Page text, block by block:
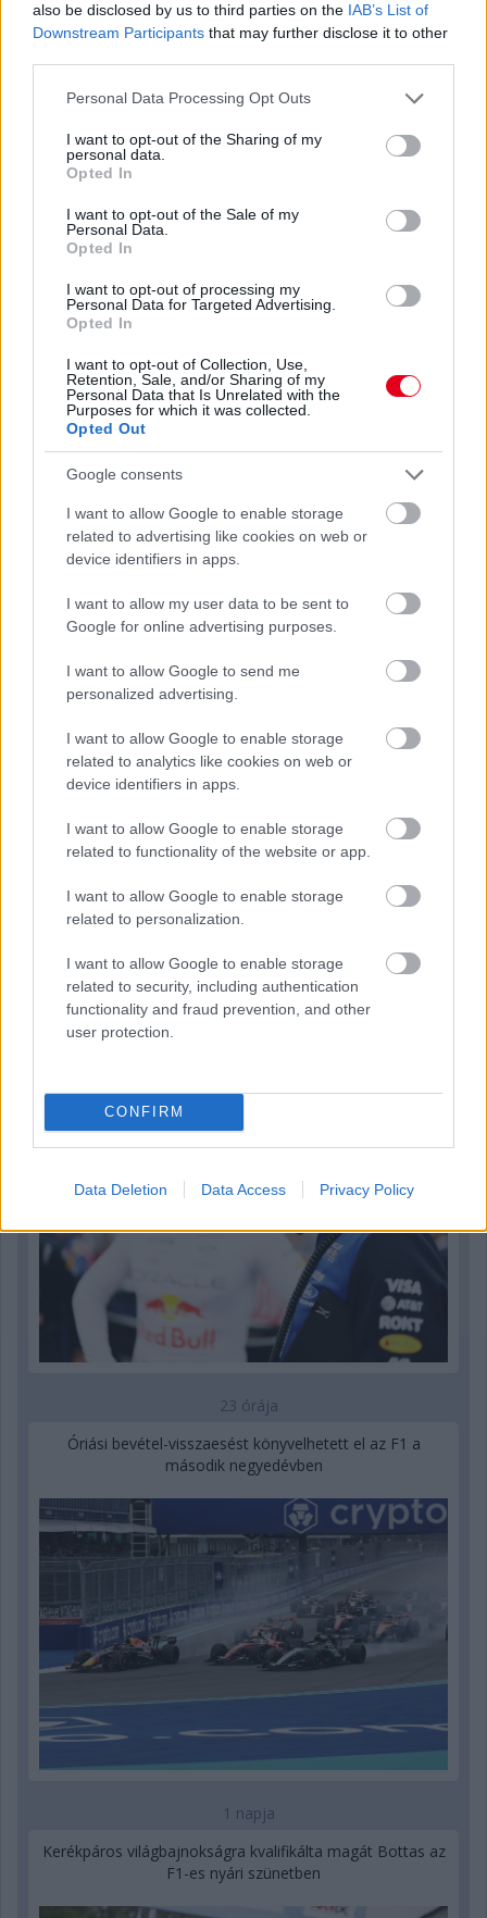
also be disclosed by us to third parties on the IAB’s List of
Downstream Participants that may further disclose it to other
Please note that this website/app uses one or more Google
not limited to your visit or usage behaviour. You may click to
grant or deny consent to Google and its third-party tags to
use your data for below specified purposes in below Google
consent section.
Personal Data Processing Opt Outs
I want to opt-out of the Sharing of my
personal data.
Opted In
I want to opt-out of the Sale of my
Personal Data.
Opted In
I want to opt-out of processing my
Personal Data for Targeted Advertising.
Opted In
I want to opt-out of Collection, Use,
Retention, Sale, and/or Sharing of my
Personal Data that Is Unrelated with the
Purposes for which it was collected.
Opted Out
Google consents
I want to allow Google to enable storage
related to advertising like cookies on web or
device identifiers in apps.
I want to allow my user data to be sent to
Google for online advertising purposes.
I want to allow Google to send me
personalized advertising.
I want to allow Google to enable storage
related to analytics like cookies on web or
device identifiers in apps.
I want to allow Google to enable storage
related to functionality of the website or app.
I want to allow Google to enable storage
related to personalization.
I want to allow Google to enable storage
related to security, including authentication
functionality and fraud prevention, and other
user protection.
CONFIRM
Data Deletion Data Access Privacy Policy
„Jó látni, hogy közel az álom” – Camara az F1-es
17 órája
körrekordon
18 órája
Sajtó: Az Aston Martintól érkezik Lambiase utódja a Red
23 órája
Óriási bevétel-visszaesést könyvelhetett el az F1 a
második negyedévben
1 napja
Kerékpáros világbajnokságra kvalifikálta magát Bottas az
F1-es nyári szünetben